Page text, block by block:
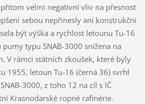
velmi negativní vliv na přesnost
sebou nepřinesly ani konstrukční
být výška a rychlost letounu Tu-16
typu SNAB-3000 snížena na
V rámci státních zkoušek, které byly
1955, letoun Tu-16 (černá 36) svrhl
3000, z toho 12 na cíl s IČ
Krasnodarské ropné rafinérie.